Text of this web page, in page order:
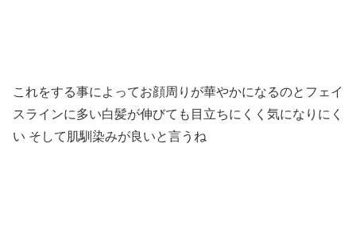
これをする事によってお顔周りが華やかになるのとフェイ
スラインに多い白髪が伸びても目立ちにくく気になりにく
い そして肌馴染みが良いと言うね